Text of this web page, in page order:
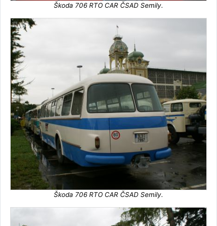
Škoda 706 RTO CAR ČSAD Semily.
Škoda 706 RTO CAR ČSAD Semily.